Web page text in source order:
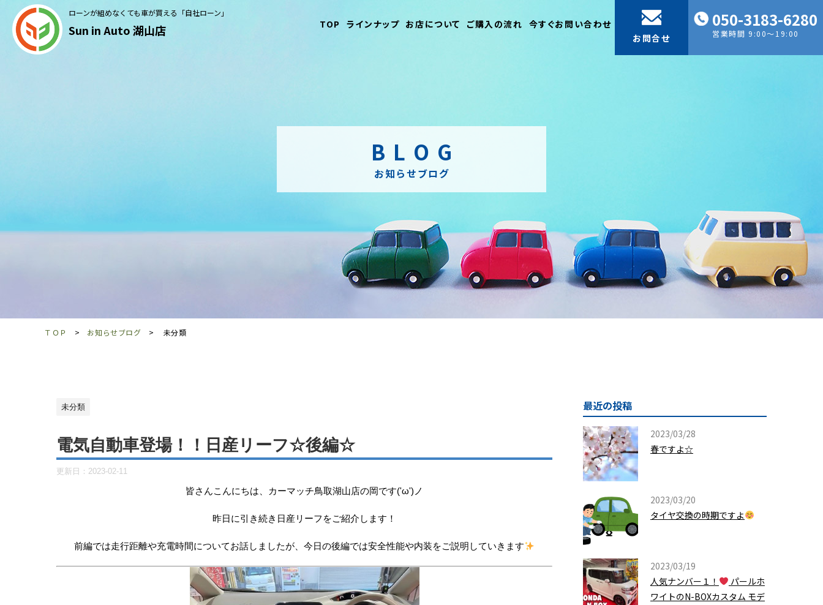
ローンが組めなくても車が買える「自社ローン」
Sun in Auto 湖山店 TOP ラインナップ お店について ご購入の流れ 今すぐお問い合わせ
お問合せ
050-3183-6280
営業時間 9:00～19:00
BLOG
お知らせブログ
ＴＯＰ お知らせブログ 未分類
未分類
電気自動車登場！！日産リーフ☆後編☆
更新日： 2023-02-11
皆さんこんにちは、カーマッチ鳥取湖山店の岡です('ω')ノ
昨日に引き続き日産リーフをご紹介します！
前編では走行距離や充電時間についてお話しましたが、今日の後編では安全性能や内装をご説明していきます
最近の投稿
2023/03/28
春ですよ☆
2023/03/20
タイヤ交換の時期ですよ
2023/03/19
人気ナンバー１！
パールホ
ワイトのN-BOXカスタム モデ